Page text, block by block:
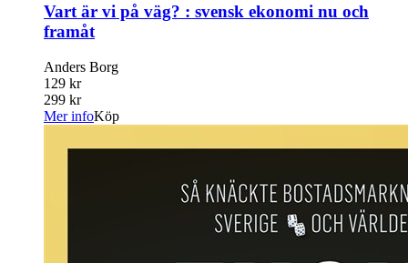
Vart är vi på väg? : svensk ekonomi nu och
framåt
Anders Borg
129 kr
299 kr
Mer infoKöp